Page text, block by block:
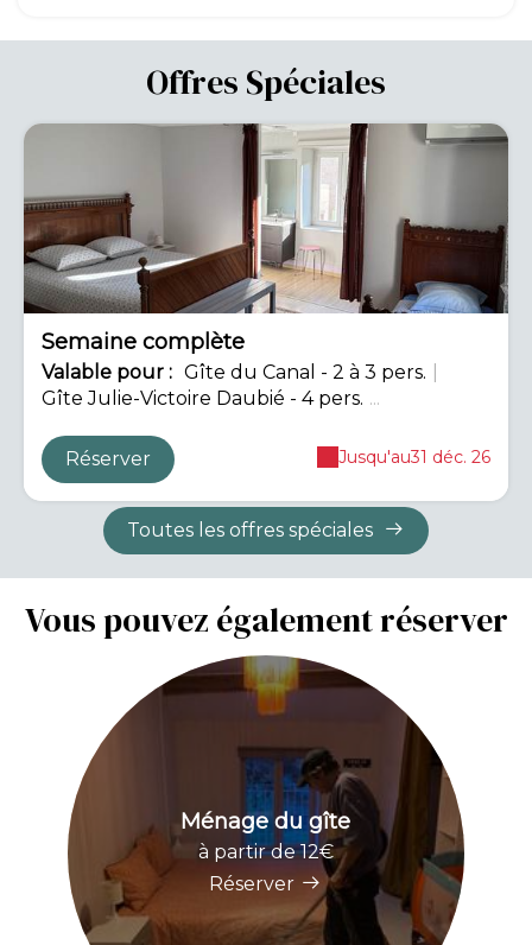
Offres Spéciales
Semaine complète
Valable pour : Gîte du Canal - 2 à 3 pers.
Gîte Julie-Victoire Daubié - 4 pers. ...
Réserver Jusqu'au31 déc. 26
Toutes les offres spéciales
Vous pouvez également réserver
Ménage du gîte
à partir de 12€
Réserver